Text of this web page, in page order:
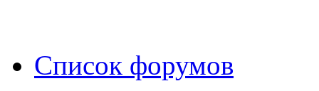
Список форумов